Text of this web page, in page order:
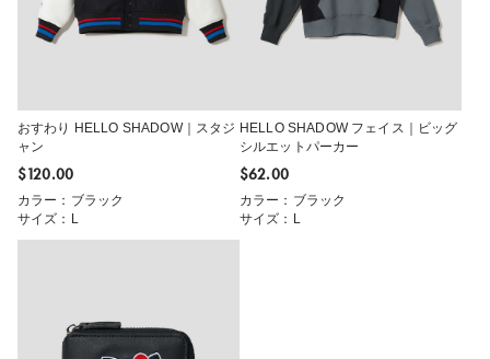
おすわり HELLO SHADOW｜スタジ
ャン
$‌120.00
カラー：ブラック
サイズ：L
HELLO SHADOW フェイス｜ビッグ
シルエットパーカー
$‌62.00
カラー：ブラック
サイズ：L